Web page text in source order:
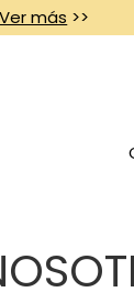
Ver más >>